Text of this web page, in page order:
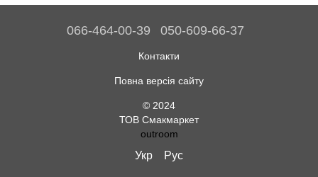
066-464-00-39 050-609-66-37
Контакти
Повна версія сайту
© 2024
ТОВ Смакмаркет
outroom
Укр Рус